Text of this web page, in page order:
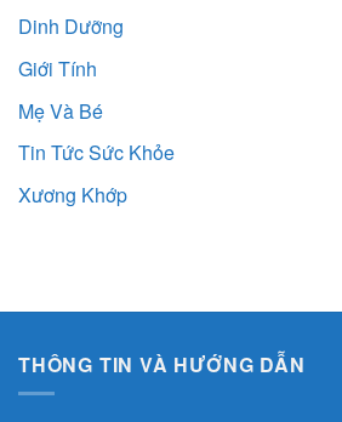
Dinh Dưỡng
Giới Tính
Mẹ Và Bé
Tin Tức Sức Khỏe
Xương Khớp
THÔNG TIN VÀ HƯỚNG DẪN